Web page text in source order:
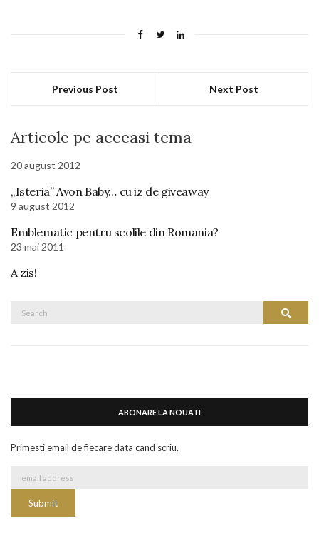
Previous Post Next Post
Articole pe aceeasi tema
20 august 2012
„Isteria” Avon Baby… cu iz de giveaway
9 august 2012
Emblematic pentru scolile din Romania?
23 mai 2011
A zis!
Search
ABONARE LA NOUATI
Primesti email de fiecare data cand scriu.